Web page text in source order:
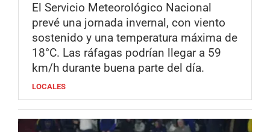
El Servicio Meteorológico Nacional
prevé una jornada invernal, con viento
sostenido y una temperatura máxima de
18°C. Las ráfagas podrían llegar a 59
km/h durante buena parte del día.
LOCALES